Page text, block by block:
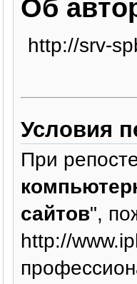
Об
http://srv-
Условия
При
сайтов",
http://